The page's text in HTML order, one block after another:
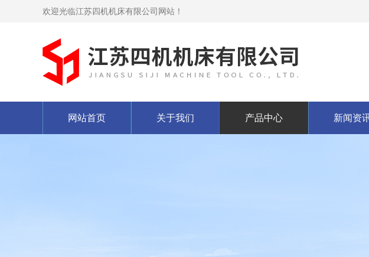
欢迎光临江苏四机机床有限公司网站！
网站首页 关于我们 产品中心 新闻资